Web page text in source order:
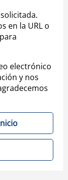
en la URL o
electrónico
y nos